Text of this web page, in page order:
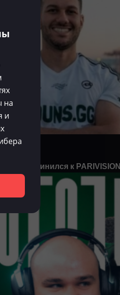
присоединился к PARIVISION
на
и